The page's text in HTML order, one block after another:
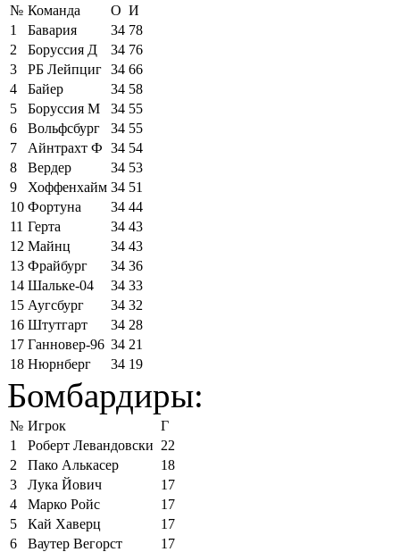
№ Команда О И
1
Бавария 34 78
2
Боруссия Д 34 76
3
РБ Лейпциг 34 66
4
Байер 34 58
5
Боруссия М 34 55
6
Вольфсбург 34 55
7
Айнтрахт Ф 34 54
8
Вердер 34 53
9
Хоффенхайм 34 51
10 Фортуна 34 44
11 Герта 34 43
12 Майнц 34 43
13 Фрайбург 34 36
14 Шальке-04 34 33
15 Аугсбург 34 32
16 Штутгарт 34 28
17 Ганновер-96 34 21
18 Нюрнберг 34 19
Бомбардиры:
№ Игрок
Г
1
Роберт Левандовски 22
2
Пако Алькасер
18
3
Лука Йович
17
4
Марко Ройс
17
5
Кай Хаверц
17
6
Ваутер Вегорст
17